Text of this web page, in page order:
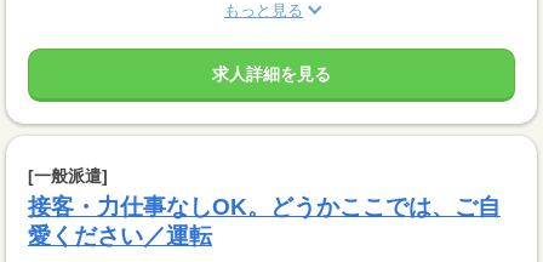
もっと見る
求人詳細を見る
[一般派遣]
接客・力仕事なしOK。どうかここでは、ご自
愛ください／運転